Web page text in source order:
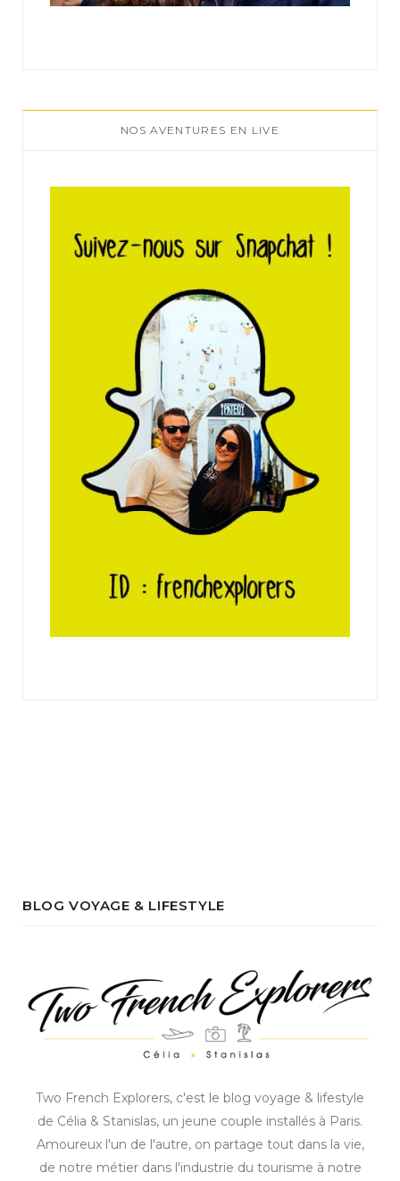
NOS AVENTURES EN LIVE
BLOG VOYAGE & LIFESTYLE
Two French Explorers, c'est le blog voyage & lifestyle
de Célia & Stanislas, un jeune couple installés à Paris.
Amoureux l'un de l'autre, on partage tout dans la vie,
de notre métier dans l'industrie du tourisme à notre